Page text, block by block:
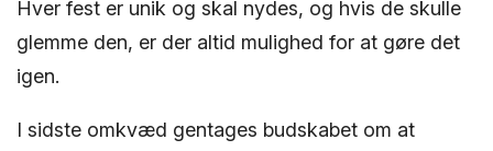
Hver fest er unik og skal nydes, og hvis de skulle
glemme den, er der altid mulighed for at gøre det
igen.
I sidste omkvæd gentages budskabet om at